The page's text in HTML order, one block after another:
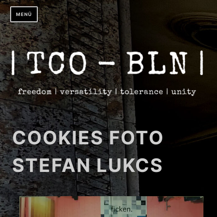
Zum
Inhalt
springen
MENÜ
COOKIES FOTO
STEFAN LUKCS